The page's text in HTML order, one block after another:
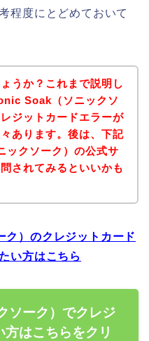
程度にとどめておいて
うか？これまで説明し
Soak（ソニックソ
ジットカードエラーが
あります。後は、下記
クソーク）の公式サ
されてみるといいかも
）のクレジットカード
い方はこちら
ソーク）でクレジ
方はこちらをクリ